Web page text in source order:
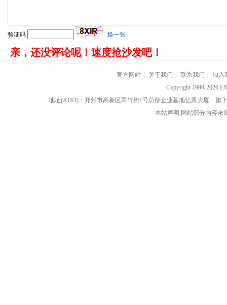
验证码 换一张
亲，还没评论呢！速度抢沙发吧！
官方网站 关于我们 联系我们
加入
Copyright 1999-2026
地址(ADD)：郑州市高新区翠竹街1号总部企业基地亿恩大厦 旗
本站声明:网站部分内容来